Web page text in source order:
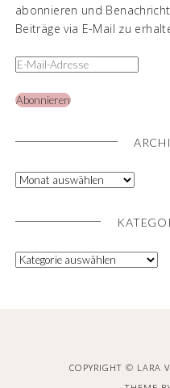
abonnieren und
Beiträge via E-Mail zu
Abonnieren
COPYRIGHT © LARA